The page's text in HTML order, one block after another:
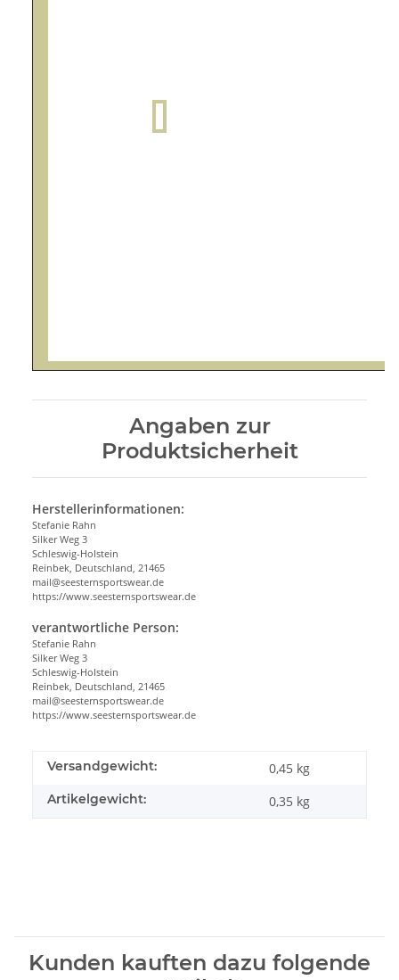
Angaben zur
Produktsicherheit
Herstellerinformationen:
Stefanie Rahn
Silker Weg 3
Schleswig-Holstein
Reinbek, Deutschland, 21465
mail@seesternsportswear.de
https://www.seesternsportswear.de
verantwortliche Person:
Stefanie Rahn
Silker Weg 3
Schleswig-Holstein
Reinbek, Deutschland, 21465
mail@seesternsportswear.de
https://www.seesternsportswear.de
Versandgewicht: 0,45 kg
Artikelgewicht: 0,35 kg
Kunden kauften dazu folgende